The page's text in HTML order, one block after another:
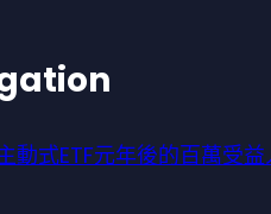
動式ETF元年後的百萬受